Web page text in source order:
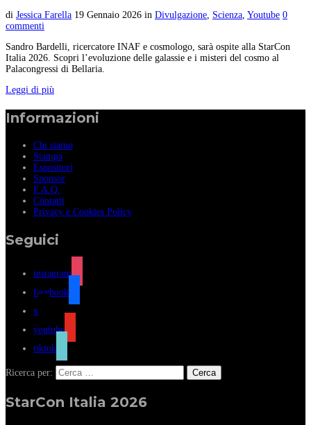
di Jessica Farella 19 Gennaio 2026 in Divulgazione Scienza Youtube 0
commenti
Sandro Bardelli, ricercatore INAF e cosmologo, sarà ospite alla StarCon
Italia 2026. Scopri l’evoluzione delle galassie e i misteri del cosmo al
Palacongressi di Bellaria.
Leggi di più
Informazioni
Chi siamo
Stampa
Espositori
Sponsor
F.A.Q.
Contatti
Privacy e Cookies Policy
Seguici
instagram
facebook
x
youtube
tiktok
Ricerca per:
StarCon Italia 2026